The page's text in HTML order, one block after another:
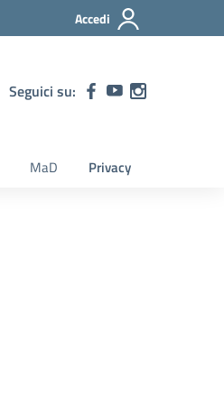
Accedi
Seguici su:
MaD Privacy